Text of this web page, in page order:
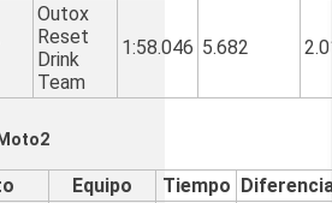
Outox
Reset
Drink
Team
1:58.046 5.682
Equipo Tiempo